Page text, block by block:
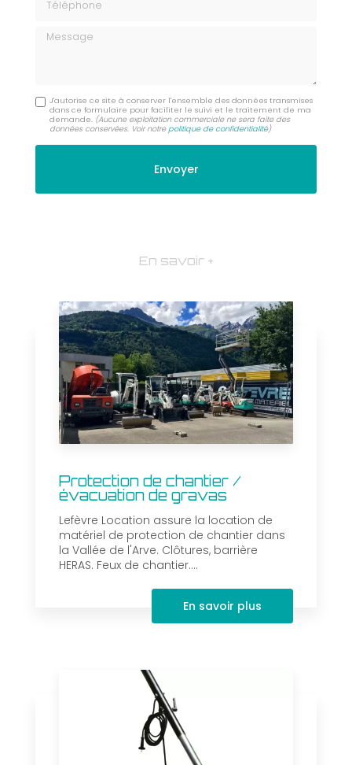
Message
J'autorise ce site à conserver l'ensemble des données transmises
dans ce formulaire pour faciliter le suivi et le traitement de ma
demande. (Aucune exploitation commerciale ne sera faite des
données conservées. Voir notrepolitique de confidentialité)
En savoir +
Protection de chantier /
évacuation de gravas
Lefèvre Location assure la location de
matériel de protection de chantier dans
la Vallée de l'Arve. Clôtures, barrière
HERAS. Feux de chantier....
En savoir plus